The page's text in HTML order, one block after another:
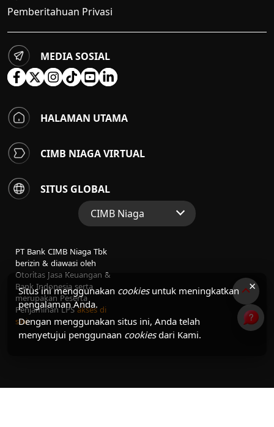
×
Situs ini menggunakan cookiesuntuk meningkatkan
pengalaman Anda.
Dengan menggunakan situs ini, Anda telah
menyetujui penggunaan cookiesdari Kami.
Pemberitahuan Privasi
MEDIA SOSIAL
HALAMAN UTAMA
CIMB NIAGA VIRTUAL
SITUS GLOBAL
CIMB Niaga
Perbankan Konsumen
Perbankan Syariah
PT Bank CIMB Niaga Tbk
berizin & diawasi oleh
Otoritas Jasa Keuangan &
Bank Indonesia serta
merupakan Peserta
Penjaminan LPSakses di
sini